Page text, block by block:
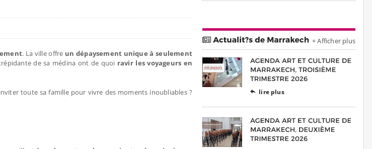
. La ville offre un dépaysement unique à seulement
de sa médina ont de quoi ravir les voyageurs en
toute sa famille pour vivre des moments inoubliables ?
+ Afficher plus
 lire plus